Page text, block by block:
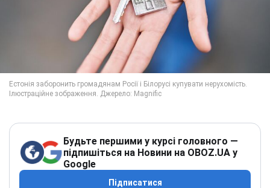
Будьте першими у курсі головного —
підпишіться на Новини на OBOZ.UA у
Google
Підписатися